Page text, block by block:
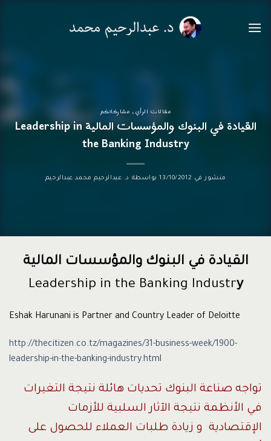
للمحتوى
مقالات الرأي، مشاركاتكم
القيادة في البنوك والمؤسسات المالية Leadership in
the Banking Industry
منشور في 13/10/2012 بواسطة د. عبدالرحيم محمد عبدالرحيم
القيادة في البنوك والمؤسسات المالية
Leadership in the Banking Industry
Eshak Harunani is Partner and Country Leader of Deloitte
http://thecitizen.co.tz/magazines/31-business-week/1900-
leadership-in-the-banking-industry.html
تواجه صناعة البنوك تحديات هائلة نتيجة التغيرات
في الأنظمة نتيجة الآثار السلبية للأزمات
الإقتصادية و زيادة طلبات العملاء للحصول على